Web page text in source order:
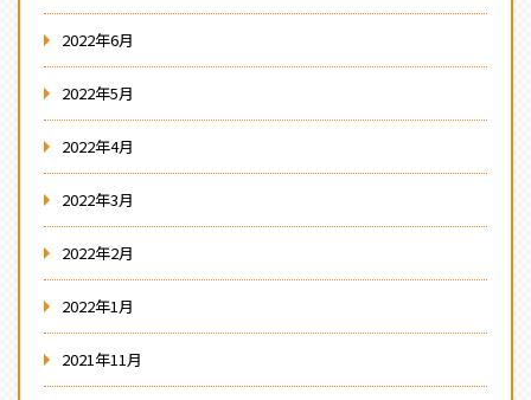
2022年6月
2022年5月
2022年4月
2022年3月
2022年2月
2022年1月
2021年11月